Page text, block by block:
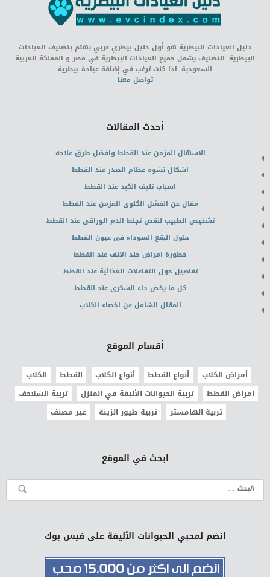
دليل العيادات البيطرية هو أول دليل بيطري عربي يهتم بتصنيف العيادات
البيطرية. التصنيف يشمل جميع العيادات البيطرية في مصر و المملكة العربية
السعودية. اذا كنت ترغب في إضافة عيادة بيطرية
تواصل معنا
أحدث المقالات
الاسهال المزمن عند القطط وافضل طرق علاجه
اشكال تشوه عظام الصدر عند القطط
اسباب تليف الكبد عند القطط
مقال عن الفشل الكلوى المزمن عند القطط
تشخيص الطبيب لنقص تجلط الدم الوراقى عند القطط
حلول البقع السوداء فى عيون القطط
خطورة امراض جلد الانف عند القطط
تفاصيل حول التفاعلات الغذائية عند القطط
كل ما يخص داء السكرى عند القطط
المقال الشامل عن اخصاء الكلاب
أقسام الموقع
أمراض الكلاب أنواع القطط أنواع الكلاب القطط
الكلاب
امراض القطط
تربية الحيوانات الأليفة في المنزل
تربية السلاحف
تربية الهامستر
تربية طيور الزينة غير مصنف
ابحث في الموقع
انضم لمحبي الحيوانات الأليفة على فيس بوك